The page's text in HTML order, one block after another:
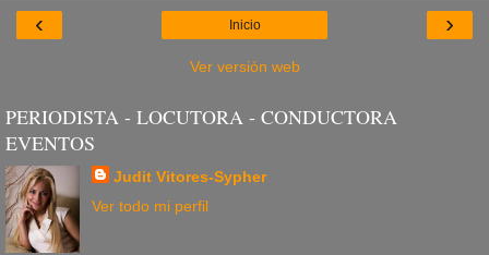
‹ ›
Inicio
Ver versión web
PERIODISTA - LOCUTORA - CONDUCTORA
EVENTOS
Judit Vitores-Sypher
Ver todo mi perfil